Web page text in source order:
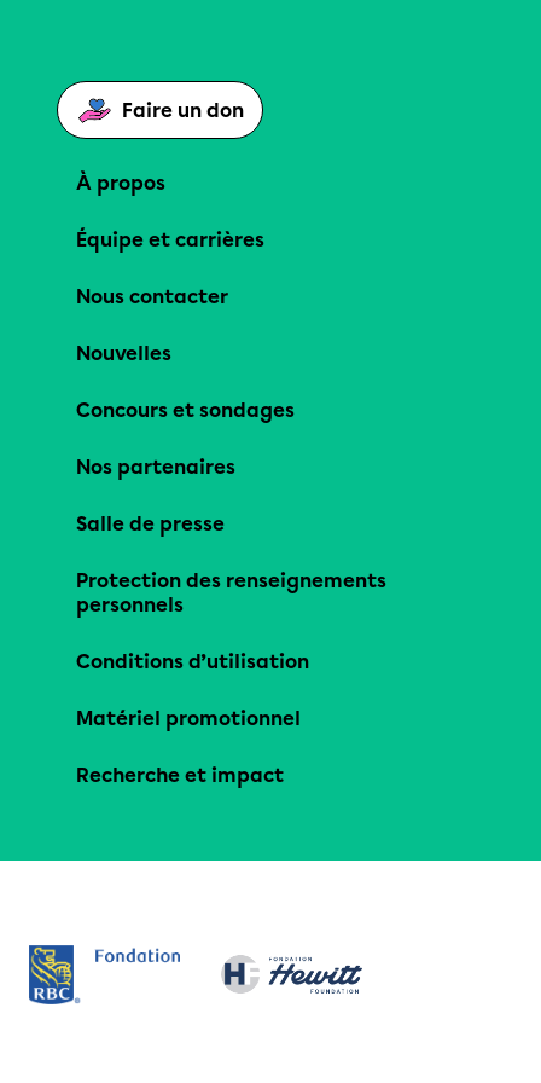
Faire un don
À propos
Équipe et carrières
Nous contacter
Nouvelles
Concours et sondages
Nos partenaires
Salle de presse
Protection des renseignements
personnels
Conditions d’utilisation
Matériel promotionnel
Recherche et impact